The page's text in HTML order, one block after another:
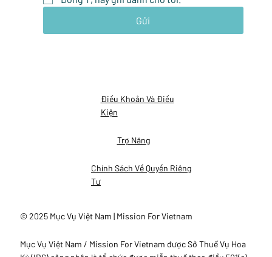
Điều Khoản Và Điều
Kiện
Trợ Năng
Chính Sách Về Quyền Riêng
Tư
© 2025 Mục Vụ Việt Nam | Mission For Vietnam
Mục Vụ Việt Nam / Mission For Vietnam được Sở Thuế Vụ Hoa
Gửi